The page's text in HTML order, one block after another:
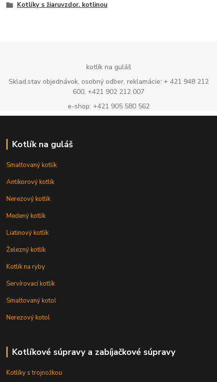
Kotlíky s žiaruvzdor. kotlinou
kotlík na guláš
Sklad,stav objednávok, osobný odber, reklamácie: + 421 948 212
600, +421 902 212 007
e-shop: +421 905 580 562
Kotlík na guláš
Smaltovaný kotlík
Antikorový kotlík
Nerezový kotlík
Medený kotlík
Liatinový kotlík
Železný kotlík
Kotlík na ryby
Servírovací kotlík
Smaltovaný kotol
Nerezový kotol
Kotlíkové súpravy a zabíjačkové súpravy
Kotlíky s trojnožkou